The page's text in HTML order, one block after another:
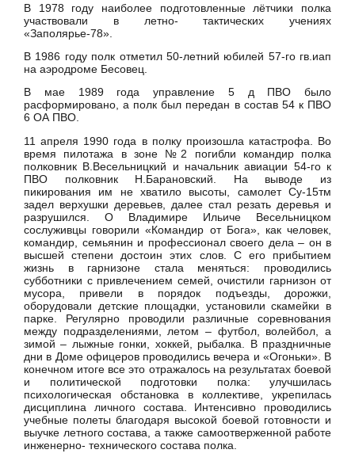
В 1978 году наиболее подготовленные лётчики полка
участвовали в летно- тактических учениях
«Заполярье-78».
В 1986 году полк отметил 50-летний юбилей 57-го гв.иап
на аэродроме Бесовец.
В мае 1989 года управление 5 д ПВО было
расформировано, а полк был передан в состав 54 к ПВО
6 ОА ПВО.
11 апреля 1990 года в полку произошла катастрофа. Во
время пилотажа в зоне №2 погибли командир полка
полковник В.Весельницкий и начальник авиации 54-го к
ПВО полковник Н.Барановский. На выводе из
пикирования им не хватило высоты, самолет Су-15тм
задел верхушки деревьев, далее стал резать деревья и
разрушился. О Владимире Ильиче Весельницком
сослуживцы говорили «Командир от Бога», как человек,
командир, семьянин и профессионал своего дела – он в
высшей степени достоин этих слов. С его прибытием
жизнь в гарнизоне стала меняться: проводились
субботники с привлечением семей, очистили гарнизон от
мусора, привели в порядок подъезды, дорожки,
оборудовали детские площадки, установили скамейки в
парке. Регулярно проводили различные соревнования
между подразделениями, летом – футбол, волейбол, а
зимой – лыжные гонки, хоккей, рыбалка. В праздничные
дни в Доме офицеров проводились вечера и «Огоньки». В
конечном итоге все это отражалось на результатах боевой
и политической подготовки полка: улучшилась
психологическая обстановка в коллективе, укрепилась
дисциплина личного состава. Интенсивно проводились
учебные полеты благодаря высокой боевой готовности и
выучке летного состава, а также самоотверженной работе
инженерно- технического состава полка.